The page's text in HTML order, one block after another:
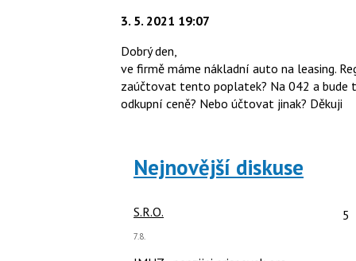
3. 5. 2021 19:07
Dobrý den,
ve firmě máme nákladní auto na leasing.
zaúčtovat tento poplatek? Na 042 a bude
odkupní ceně? Nebo účtovat jinak? Děkuji
Nejnovější diskuse
S.R.O. 5
Poslední
7.8.